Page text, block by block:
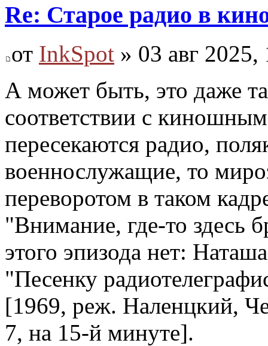
Re: Старое радио в
от InkSpot » 03 авг 2025,
А может быть, это даже
соответствии с
пересекаются радио,
военнослужащие, то
переворотом в таком
"Внимание, где-то здесь
этого эпизода нет:
"Песенку
[1969, реж. Наленцкий,
7, на 15-й минуте].